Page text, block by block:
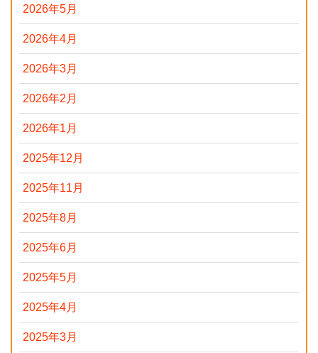
2026年5月
2026年4月
2026年3月
2026年2月
2026年1月
2025年12月
2025年11月
2025年8月
2025年6月
2025年5月
2025年4月
2025年3月